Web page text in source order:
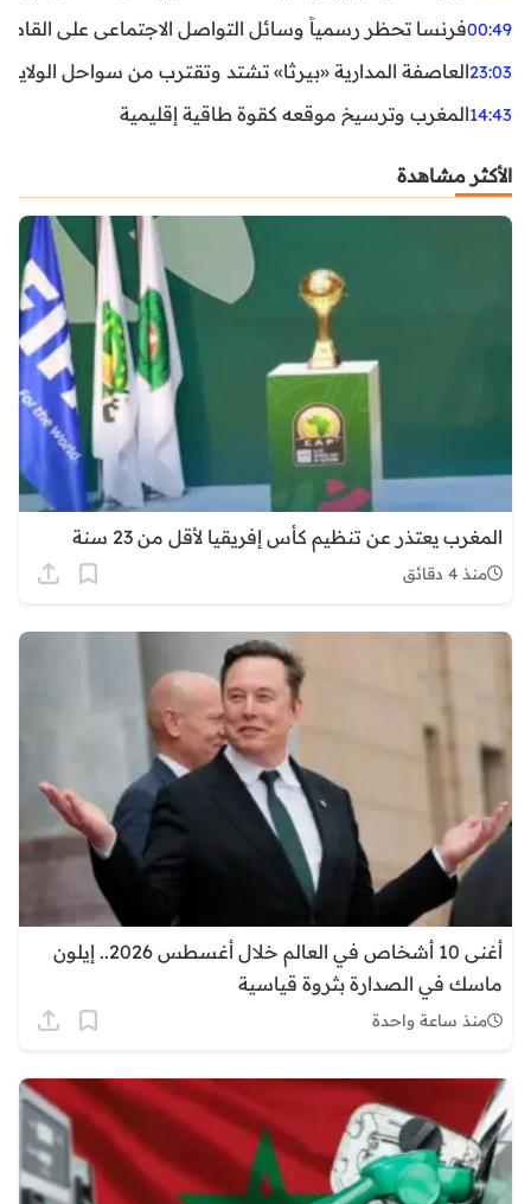
00:49فرنسا تحظر رسمياً وسائل التواصل الاجتماعي على القاصرين
23:03العاصفة المدارية «بيرثا» تشتد وتقترب من سواحل
14:43المغرب وترسيخ موقعه كقوة طاقية إقليمية
الأكثر مشاهدة
المغرب يعتذر عن تنظيم كأس إفريقيا لأقل من 23 سنة
منذ 4 دقائق
أغنى 10 أشخاص في العالم خلال أغسطس 2026.. إيلون
ماسك في الصدارة بثروة قياسية
منذ ساعة واحدة